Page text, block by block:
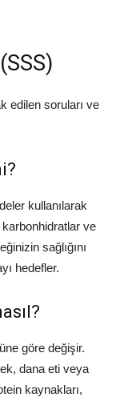
edilen soruları ve
kullanılarak
ve
sağlığını
hedefler.
göre değişir.
dana eti veya
kaynakları,